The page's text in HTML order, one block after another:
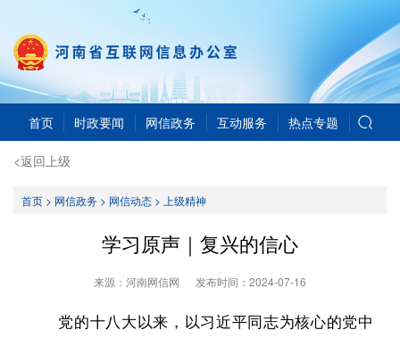
首页 时政要闻 网信政务 互动服务 热点专题
<返回上级
首页> 网信政务> 网信动态> 上级精神
学习原声｜复兴的信心
来源：河南网信网 发布时间： 2024-07-16
党的十八大以来，以习近平同志为核心的党中